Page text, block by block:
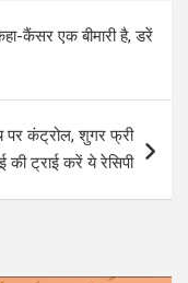
कैंसर एक बीमारी है, डरें
पर कंट्रोल, शुगर फ्री
की ट्राई करें ये रेसिपी